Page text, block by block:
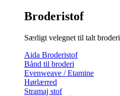
Broderistof
Særligt velegnet til talt broderi
Aida Broderistof
Bånd til broderi
Evenweave / Etamine
Hørlærred
Stramaj stof